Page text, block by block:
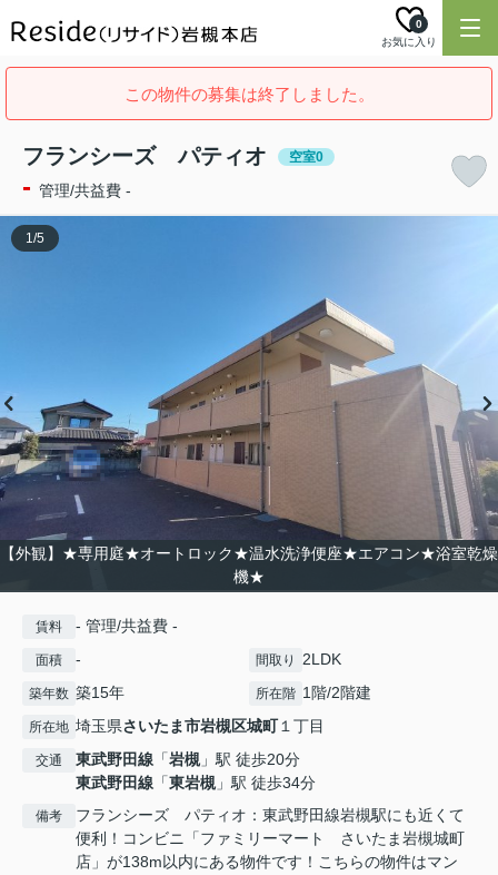
お気に入り
0
この物件の募集は終了しました。
フランシーズ パティオ 空室0
- 管理/共益費 -
【外観】★専用庭★オートロック★温水洗浄便座★エアコン★浴室乾燥
機★
1/5
賃料 - 管理/共益費 -
面積 - 間取り 2LDK
築年数 築15年 所在階 1階/2階建
所在地 埼玉県さいたま市岩槻区城町１丁目
交通 東武野田線 「岩槻 」駅 徒歩20分
東武野田線 「東岩槻 」駅 徒歩34分
備考
フランシーズ パティオ：東武野田線岩槻駅にも近くて
便利！コンビニ「ファミリーマート さいたま岩槻城町
店」が138m以内にある物件です！こちらの物件はマン